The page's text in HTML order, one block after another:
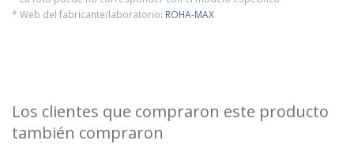
* Web del fabricante/laboratorio: ROHA-MAX
Los clientes que compraron este producto
también compraron